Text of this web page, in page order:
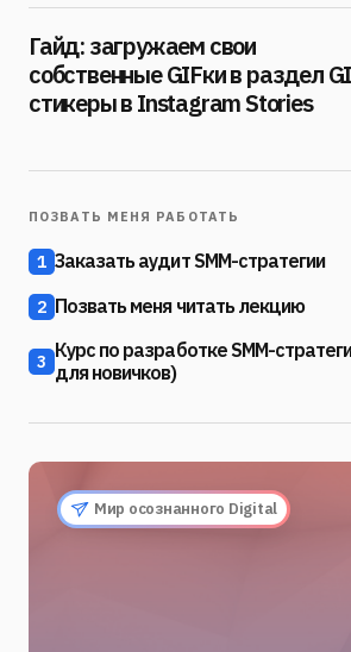
Гайд: загружаем свои
собственные GIFки в раздел
стикеры в Instagram Stories
ПОЗВАТЬ МЕНЯ РАБОТАТЬ
1 Заказать аудит SMM-стратегии
2 Позвать меня читать лекцию
3 Курс по разработке SMM-
для новичков)
Мир осознанного Digital